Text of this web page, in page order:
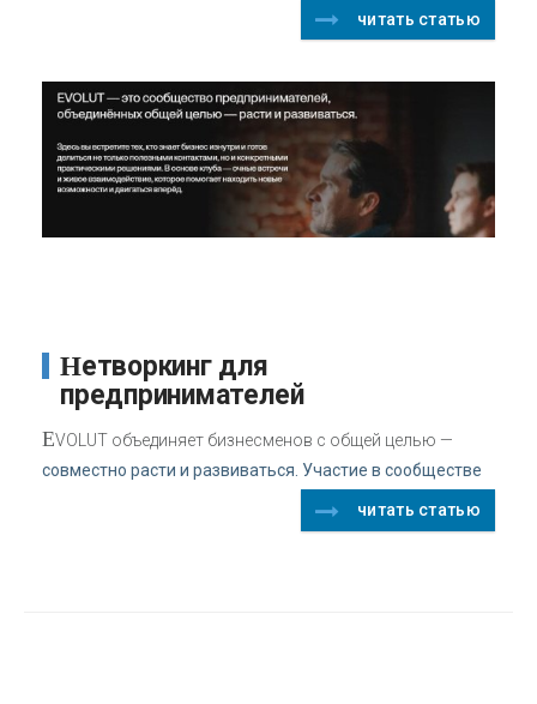
читать статью
Нетворкинг для
предпринимателей
EVOLUT объединяет бизнесменов с общей целью —
совместно расти и развиваться. Участие в сообществе
читать статью